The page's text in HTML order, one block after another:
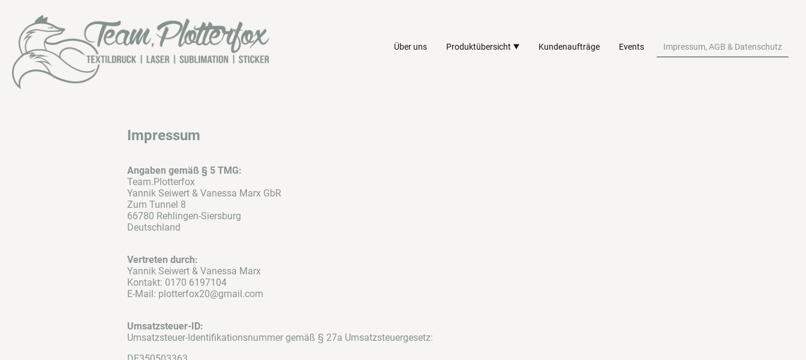
Über uns Produktübersicht Kundenaufträge Events Impressum, AGB & Datenschutz
Impressum
Angaben gemäß § 5 TMG:
Team.Plotterfox
Yannik Seiwert & Vanessa Marx GbR
Zum Tunnel 8
66780 Rehlingen-Siersburg
Deutschland
Vertreten durch:
Yannik Seiwert & Vanessa Marx
Kontakt: 0170 6197104
E-Mail: plotterfox20@gmail.com
Umsatzsteuer-ID:
Umsatzsteuer-Identifikationsnummer gemäß § 27a Umsatzsteuergesetz: